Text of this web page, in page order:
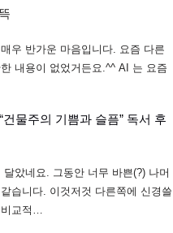
우 반가운 마음입니다. 요즘 다른
내용이 없었거든요.^^ AI 는 요즘
물주의 기쁨과 슬픔” 독서 후
았네요. 그동안 너무 바쁜(?) 나머
습니다. 이것저것 다른쪽에 신경쓸
비교적…